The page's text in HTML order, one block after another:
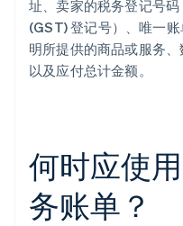
址、卖家的税务登记号
(GST) 登记号）、唯一
明所提供的商品或服务
以及应付总计金额。
何时应使
务账单？